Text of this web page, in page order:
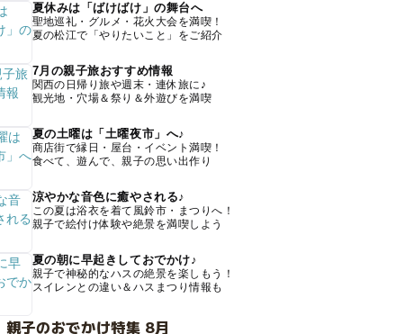
夏休みは「ばけばけ」の舞台へ
聖地巡礼・グルメ・花火大会を満喫！
夏の松江で「やりたいこと」をご紹介
7月の親子旅おすすめ情報
関西の日帰り旅や週末・連休旅に♪
観光地・穴場＆祭り＆外遊びを満喫
夏の土曜は「土曜夜市」へ♪
商店街で縁日・屋台・イベント満喫！
食べて、遊んで、親子の思い出作り
涼やかな音色に癒やされる♪
この夏は浴衣を着て風鈴市・まつりへ！
親子で絵付け体験や絶景を満喫しよう
夏の朝に早起きしておでかけ♪
親子で神秘的なハスの絶景を楽しもう！
スイレンとの違い＆ハスまつり情報も
親子のおでかけ特集 8月